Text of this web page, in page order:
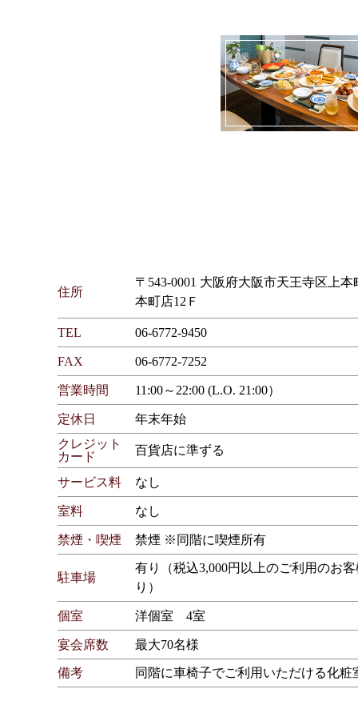
住所
〒543-0001 大阪府大阪市天王寺区上
本町店12Ｆ
TEL 06-6772-9450
FAX 06-6772-7252
営業時間 11:00～22:00 (L.O. 21:00）
定休日
年末年始
クレジット
カード
百貨店に準ずる
サービス料 なし
室料 なし
禁煙・喫煙 禁煙 ※同階に喫煙所有
駐車場
有り（税込3,000円以上のご利用のお
り）
個室 洋個室 4室
宴会席数 最大70名様
備考 同階に車椅子でご利用いただける化粧